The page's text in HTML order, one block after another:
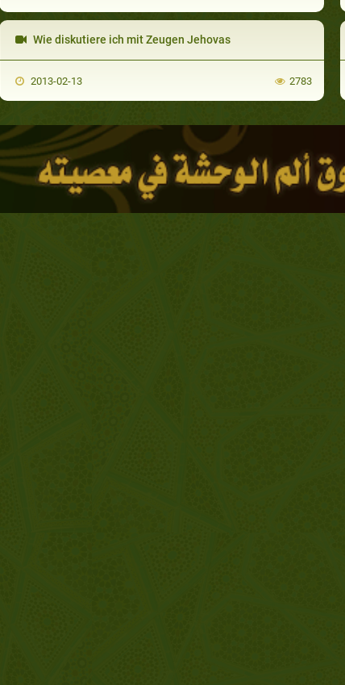
Wie diskutiere ich mit Zeugen Jehovas
2013-02-13 2783